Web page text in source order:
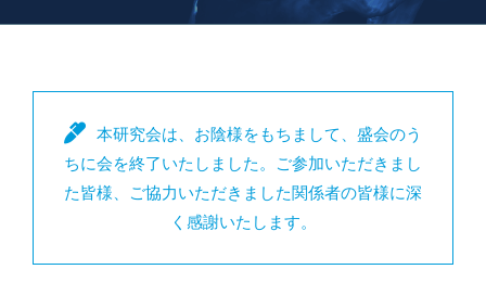
本研究会は、お陰様をもちまして、盛会のう
ちに会を終了いたしました。ご参加いただきまし
た皆様、ご協力いただきました関係者の皆様に深
く感謝いたします。